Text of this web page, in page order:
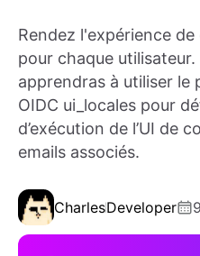
Rendez l'expérience
pour chaque
apprendras à utiliser le
OIDC ui_locales pour
d’exécution de l’UI de
emails associés.
CharlesDeveloper